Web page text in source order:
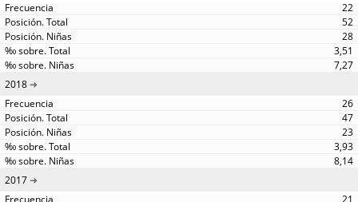
22
52
28
3,51
7,27
2018
26
47
23
3,93
8,14
2017
21